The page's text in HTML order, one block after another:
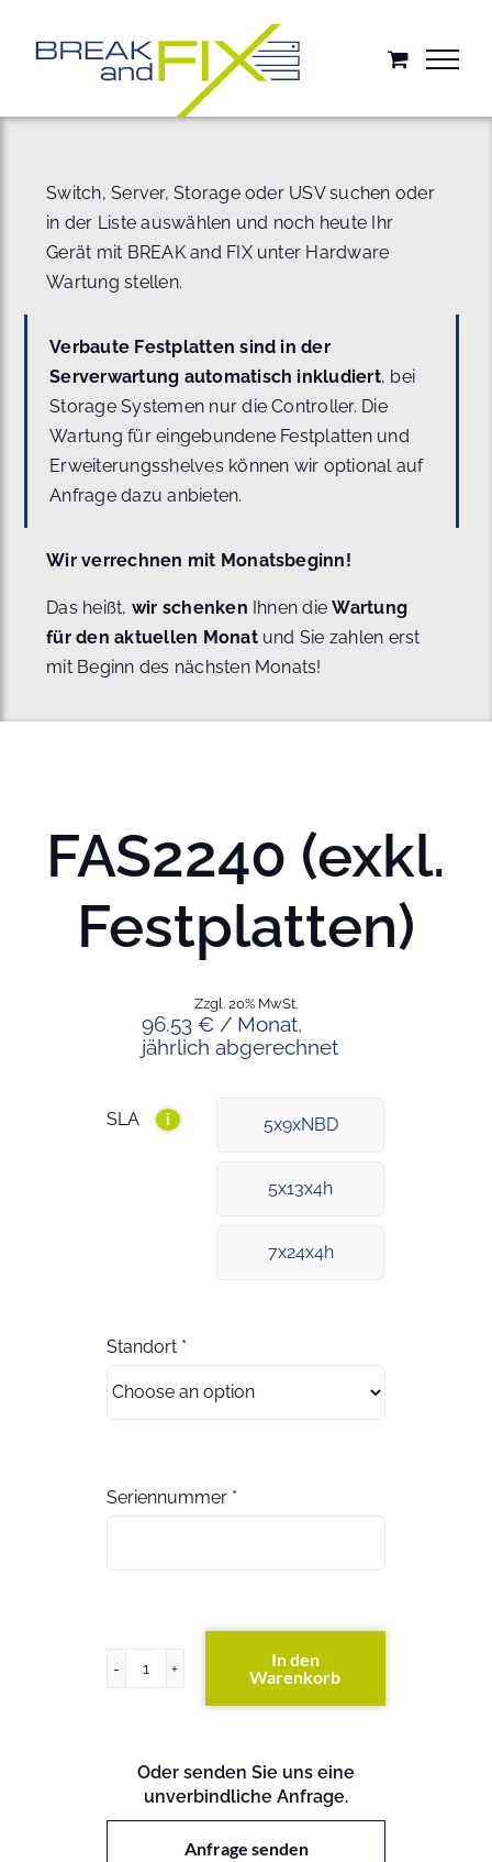
springen
Switch, Server, Storage oder USV suchen oder
in der Liste auswählen und noch heute Ihr
Gerät mit BREAK and FIX unter Hardware
Wartung stellen.
Verbaute Festplatten sind in der
Serverwartung automatisch inkludiert, bei
Storage Systemen nur die Controller. Die
Wartung für eingebundene Festplatten und
Erweiterungsshelves können wir optional auf
Anfrage dazu anbieten.
Wir verrechnen mit Monatsbeginn!
Das heißt, wir schenken Ihnen dieWartung
für den aktuellen Monat und Sie zahlen erst
mit Beginn des nächsten Monats!
FAS2240 (exkl.
Festplatten)
96.53 € / Monat,
jährlich abgerechnet
Zzgl. 20% MwSt.
SLA i 5x9xNBD
5x13x4h
7x24x4h
Standort *
Seriennummer *
FAS2240
In den
Warenkorb
Oder senden Sie uns eine
unverbindliche Anfrage.
Anfrage senden